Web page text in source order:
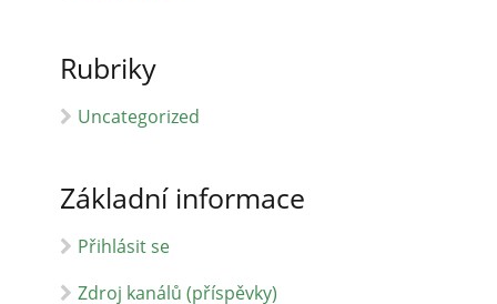
Rubriky
Uncategorized
Základní informace
Přihlásit se
Zdroj kanálů (příspěvky)